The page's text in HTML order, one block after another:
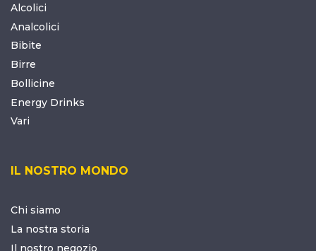
Alcolici
Analcolici
Bibite
Birre
Bollicine
Energy Drinks
Vari
IL NOSTRO MONDO
Chi siamo
La nostra storia
Il nostro negozio